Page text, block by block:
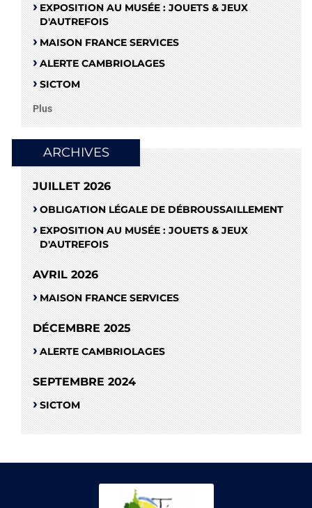
EXPOSITION AU MUSÉE : JOUETS & JEUX
D'AUTREFOIS
MAISON FRANCE SERVICES
ALERTE CAMBRIOLAGES
SICTOM
Plus
ARCHIVES
JUILLET 2026
OBLIGATION LÉGALE DE DÉBROUSSAILLEMENT
EXPOSITION AU MUSÉE : JOUETS & JEUX
D'AUTREFOIS
AVRIL 2026
MAISON FRANCE SERVICES
DÉCEMBRE 2025
ALERTE CAMBRIOLAGES
SEPTEMBRE 2024
SICTOM